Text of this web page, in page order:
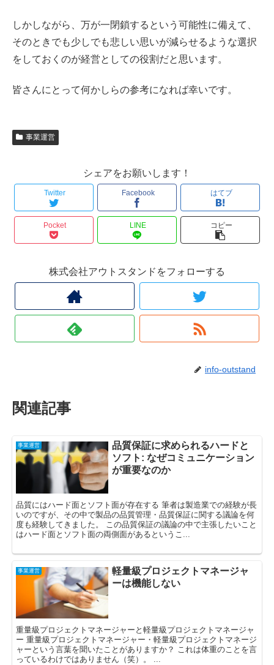
しかしながら、万が一閉鎖するという可能性に備えて、
そのときでも少しでも悲しい思いが減らせるような選択
をしておくのが経営としての役割だと思います。
皆さんにとって何かしらの参考になれば幸いです。
事業運営
シェアをお願いします！
Twitter Facebook はてブ
Pocket LINE コピー
株式会社アウトスタンドをフォローする
info-outstand
関連記事
事業運営
品質保証に求められるハードと
ソフト: なぜコミュニケーション
が重要なのか
品質にはハード面とソフト面が存在する 筆者は製造業での経験が長
いのですが、その中で製品の品質管理・品質保証に関する議論を何
度も経験してきました。 この品質保証の議論の中で主張したいこと
はハード面とソフト面の両側面があるというこ...
事業運営
軽量級プロジェクトマネージャ
ーは機能しない
重量級プロジェクトマネージャーと軽量級プロジェクトマネージャ
ー 重量級プロジェクトマネージャー・軽量級プロジェクトマネージ
ャーという言葉を聞いたことがありますか？ これは体重のことを言
っているわけではありません（笑）。 ...